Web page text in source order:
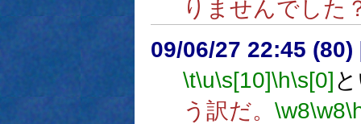
りませんでした
09/06/27 22:45 (80)
\t\u\s[10]\h\s[0]
う訳だ。 \w8\w8